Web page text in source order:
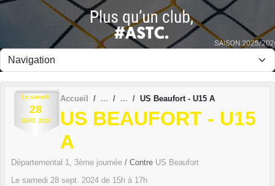
Le samedi
28
SEPT. 2024
Accueil US Beaufort - U15 A
US BEAUFORT - U15
A
Départemental 1, 3ème journée / Contre US Beaufort
Le samedi 28 sept. 2024 de 15h à 17h
Panneau de gestion des cookies